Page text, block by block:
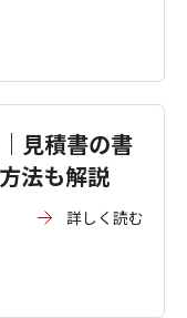
見積書の書
法も解説
詳しく読む